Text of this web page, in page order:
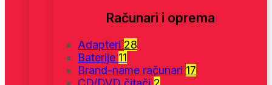
Računari i oprema
Adapteri 28
Baterije 11
Brand-name računari 17